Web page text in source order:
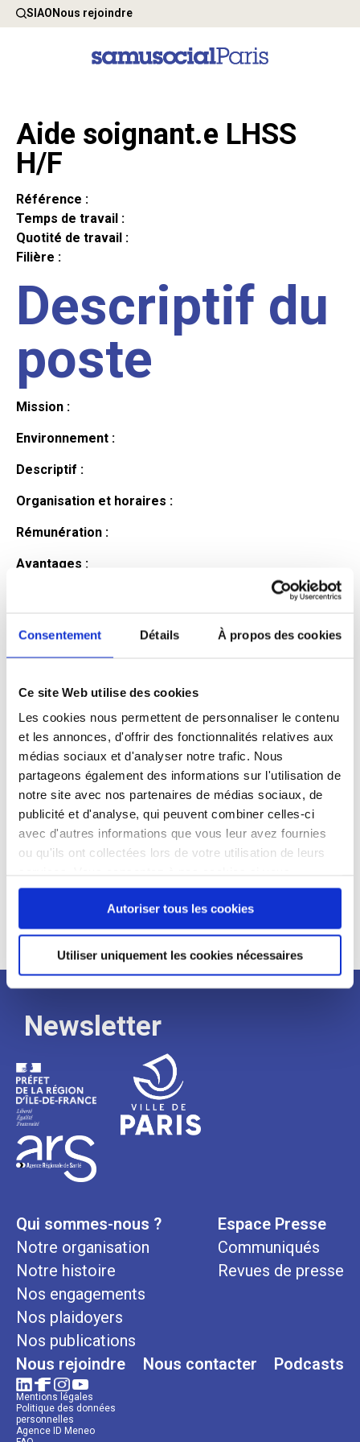
Consentement Détails À propos des cookies
Ce site Web utilise des cookies
Les cookies nous permettent de personnaliser le contenu
et les annonces, d'offrir des fonctionnalités relatives aux
médias sociaux et d'analyser notre trafic. Nous
partageons également des informations sur l'utilisation de
notre site avec nos partenaires de médias sociaux, de
publicité et d'analyse, qui peuvent combiner celles-ci
avec d'autres informations que vous leur avez fournies
ou qu'ils ont collectées lors de votre utilisation de leurs
continuez à utiliser notre site Web.
Autoriser tous les cookies
Utiliser uniquement les cookies nécessaires
SIAONous rejoindre
Aide soignant.e LHSS
H/F
Référence :
Temps de travail :
Quotité de travail :
Filière :
Descriptif du
poste
Mission :
Environnement :
Descriptif :
Organisation et horaires :
Rémunération :
Avantages :
Profil du
candidat
Qualifications et diplômes :
Profil recherché :
Expérience :
Processus
de
recrutement
Newsletter
Qui sommes-nous ?
Notre organisation
Notre histoire
Nos engagements
Nos plaidoyers
Nos publications
Espace Presse
Communiqués
Revues de presse
Nous rejoindre Nous contacter Podcasts
Mentions légales
Politique des données
personnelles
Agence ID Meneo